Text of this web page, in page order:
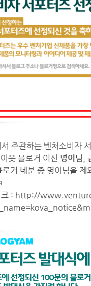
주관하는 벤처소비자
웃 블로거 이신 명이 님,
거 네분 중 명이님을 제
: http://